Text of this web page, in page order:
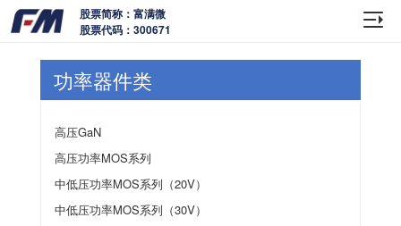
股票简称：富满微
股票代码：300671
功率器件类
高压GaN
高压功率MOS系列
中低压功率MOS系列（20V）
中低压功率MOS系列（30V）